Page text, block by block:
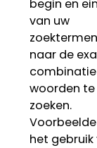
begin en
van uw
naar de
woorden te
zoeken.
het gebruik